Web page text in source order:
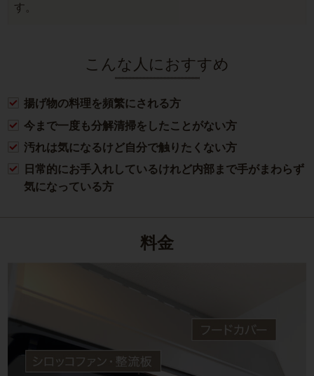
す。
こんな人におすすめ
揚げ物の料理を頻繁にされる方
今まで一度も分解清掃をしたことがない方
汚れは気になるけど自分で触りたくない方
日常的にお手入れしているけれど内部まで手がまわらず
気になっている方
料金